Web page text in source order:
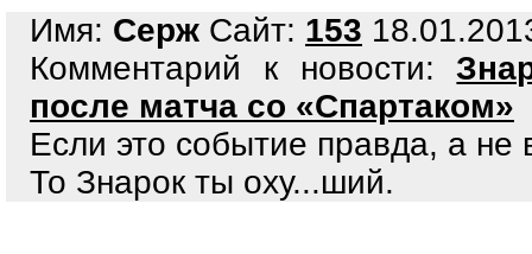
Имя: Серж Сайт: 153
Комментарий к новости:
после матча со «Спартаком»
Если это событие правда, а не
То Знарок ты оху...ший.